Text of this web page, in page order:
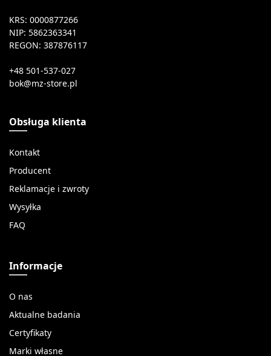
KRS: 0000877266
NIP: 5862363341
REGON: 387876117
+48 501-537-027
Obsługa klienta
Kontakt
Producent
Reklamacje i zwroty
Wysyłka
FAQ
Informacje
O nas
Aktualne badania
Certyfikaty
Marki własne